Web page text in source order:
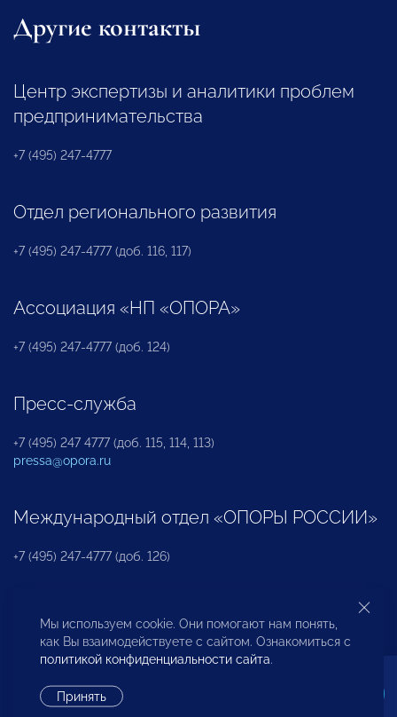
Другие контакты
Центр экспертизы и аналитики проблем
предпринимательства
+7 (495) 247-4777
Отдел регионального развития
+7 (495) 247-4777 (доб. 116, 117)
Ассоциация «НП «ОПОРА»
+7 (495) 247-4777 (доб. 124)
Пресс-служба
+7 (495) 247 4777 (доб. 115, 114, 113)
pressa@opora.ru
Международный отдел «ОПОРЫ РОССИИ»
+7 (495) 247-4777 (доб. 126)
Бюро по защите прав предпринимателей и
инвесторов
Мы используем cookie. Они помогают нам понять,
как Вы взаимодействуете с сайтом. Ознакомиться с
политикой конфиденциальности сайта.
Принять